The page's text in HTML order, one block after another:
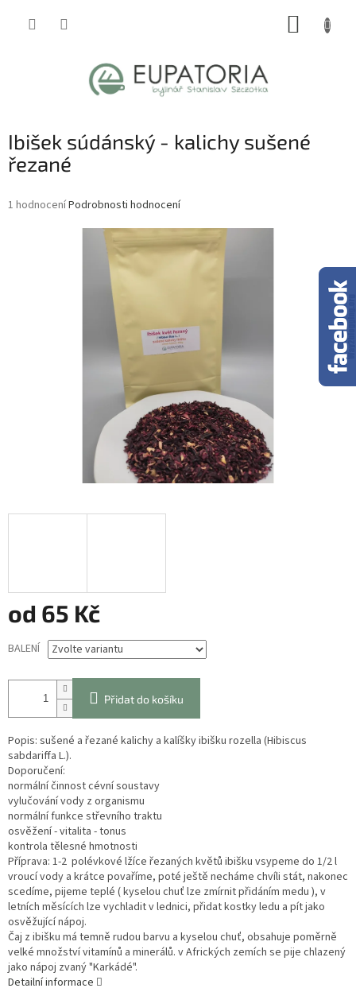
Ibišek súdánský - kalichy sušené
řezané
Průměrné
1 hodnoceníPodrobnosti hodnocení
od 65 Kč
Měrná
cena:
BALENÍ
Přidat do košíku
Popis: sušené a řezané kalichy a kalíšky ibišku rozella (Hibiscus
sabdariffa L.).
Doporučení:
normální činnost cévní soustavy
vylučování vody z organismu
normální funkce střevního traktu
osvěžení - vitalita - tonus
kontrola tělesné hmotnosti
Příprava: 1-2 polévkové lžíce řezaných květů ibišku vsypeme do 1/2 l
vroucí vody a krátce povaříme, poté ještě necháme chvíli stát, nakonec
scedíme, pijeme teplé ( kyselou chuť lze zmírnit přidáním medu ), v
letních měsících lze vychladit v lednici, přidat kostky ledu a pít jako
osvěžující nápoj.
Čaj z ibišku má temně rudou barvu a kyselou chuť, obsahuje poměrně
velké množství vitamínů a minerálů. v Afrických zemích se pije chlazený
jako nápoj zvaný "Karkádé".
Detailní informace